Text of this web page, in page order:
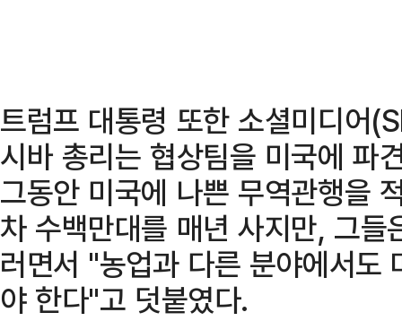
트럼프 대통령 또한 소셜미디어
시바 총리는 협상팀을 미국에 파
그동안 미국에 나쁜 무역관행을
차 수백만대를 매년 사지만, 그
러면서 "농업과 다른 분야에서도
야 한다"고 덧붙였다.